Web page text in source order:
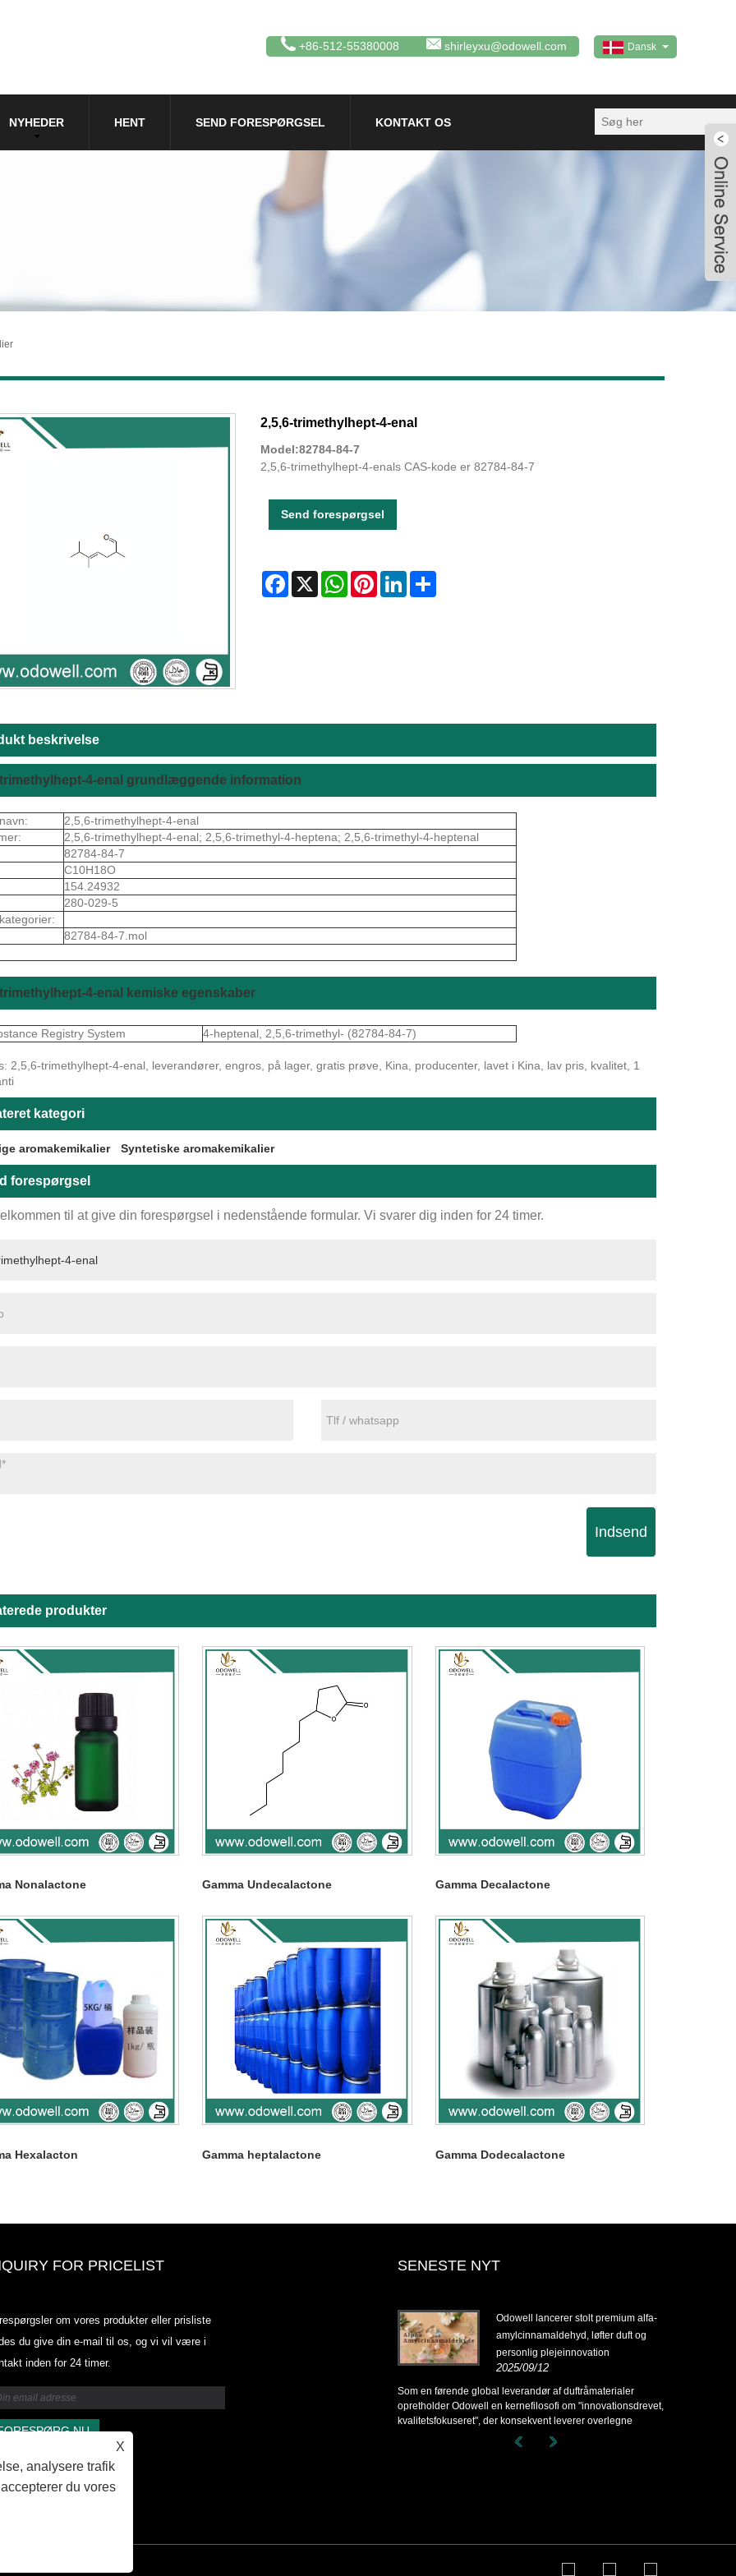
Dansk
+86-512-55380008 shirleyxu@odowell.com
NYHEDER HENT SEND FORESPØRGSEL KONTAKT OS
2,5,6-trimethylhept-4-enal
Model:82784-84-7
2,5,6-trimethylhept-4-enals CAS-kode er 82784-84-7
Send forespørgsel
Facebook
X WhatsAppPinterestLinkedInShare
beskrivelse
4-enal grundlæggende information
2,5,6-trimethylhept-4-enal
2,5,6-trimethylhept-4-enal; 2,5,6-trimethyl-4-heptena; 2,5,6-trimethyl-4-heptenal
82784-84-7
C10H18O
154.24932
280-029-5
82784-84-7.mol
4-enal kemiske egenskaber
Registry System 4-heptenal, 2,5,6-trimethyl- (82784-84-7)
2,5,6-trimethylhept-4-enal, leverandører, engros, på lager, gratis prøve, Kina, producenter, lavet i Kina, lav pris, kvalitet, 1
kategori
aromakemikalier Syntetiske aromakemikalier
forespørgsel
til at give din forespørgsel i nedenstående formular. Vi svarer dig inden for 24 timer.
Indsend
produkter
Nonalactone Gamma Undecalactone Gamma Decalactone
Hexalacton Gamma heptalactone Gamma Dodecalactone
FOR PRICELIST
om vores produkter eller prisliste
du give din e-mail til os, og vi vil være i
inden for 24 timer.
SENESTE NYT
2025.07.25
Odowell lancerer stolt premium alfa-
amylcinnamaldehyd, løfter duft og
personlig plejeinnovation
2025/09/12
Som en førende global leverandør af duftråmaterialer
opretholder Odowell en kernefilosofi om "innovationsdrevet,
kvalitetsfokuseret", der konsekvent leverer overlegne
duftløsninger til kunder over hele verden.
X
analysere trafik
du vores